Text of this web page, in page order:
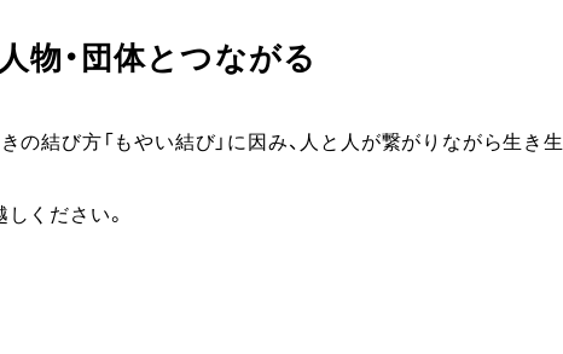
物・団体とつながる
の結び方「もやい結び」に因み、人と人が繋がりながら生
ください。